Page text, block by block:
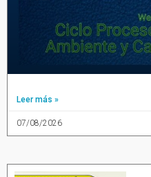
Leer más »
07/08/2026